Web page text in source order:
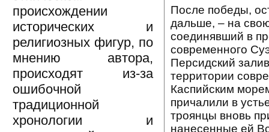
происхождении
исторических и
религиозных фигур, по
мнению автора,
происходят из-за
ошибочной
традиционной
хронологии и
После победы,
дальше, – на
соединявший в
современного
Персидский
территории
Каспийским
причалили в
троянцы вновь
нанесенные ей